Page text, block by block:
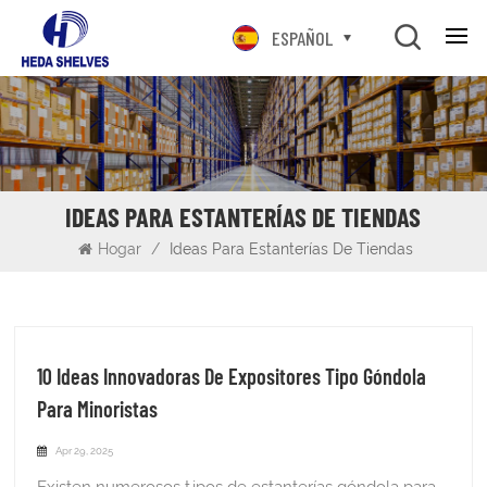
ESPAÑOL
IDEAS PARA ESTANTERÍAS DE TIENDAS
Hogar / Ideas Para Estanterías De Tiendas
10 Ideas Innovadoras De Expositores Tipo Góndola
Para Minoristas
Apr 29, 2025